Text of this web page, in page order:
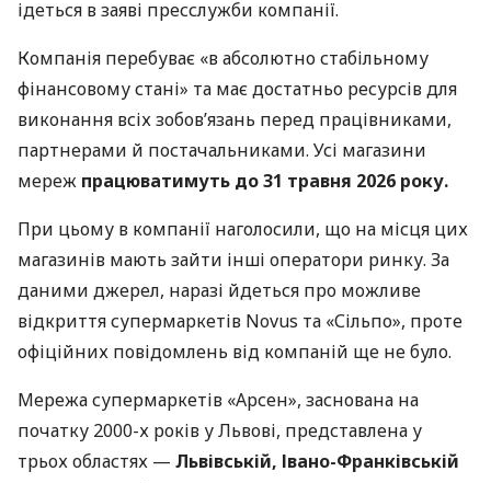
ідеться в заяві пресслужби компанії.
Компанія перебуває «в абсолютно стабільному
фінансовому стані» та має достатньо ресурсів для
виконання всіх зобов’язань перед працівниками,
партнерами й постачальниками. Усі магазини
мереж працюватимуть до 31 травня 2026 року.
При цьому в компанії наголосили, що на місця цих
магазинів мають зайти інші оператори ринку. За
даними джерел, наразі йдеться про можливе
відкриття супермаркетів Novus та «Сільпо», проте
офіційних повідомлень від компаній ще не було.
Мережа супермаркетів «Арсен», заснована на
початку 2000-х років у Львові, представлена у
трьох областях — Львівській, Івано-Франківській